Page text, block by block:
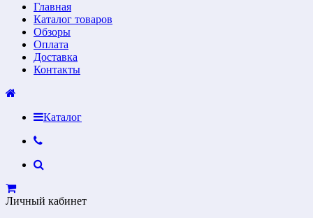
Главная
Каталог товаров
Обзоры
Оплата
Доставка
Контакты
Каталог
Личный кабинет